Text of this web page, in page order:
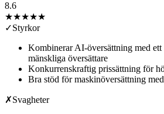
8.6
★★★★★
✓Styrkor
Kombinerar AI-översättning med
mänskliga översättare
Konkurrenskraftig prissättning för
Bra stöd för maskinöversättning
✗Svagheter